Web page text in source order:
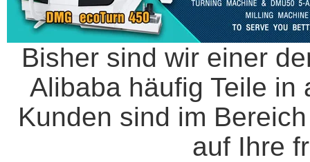
Bisher sind wir einer
Alibaba häufig Teile in
Kunden sind im
auf Ihre